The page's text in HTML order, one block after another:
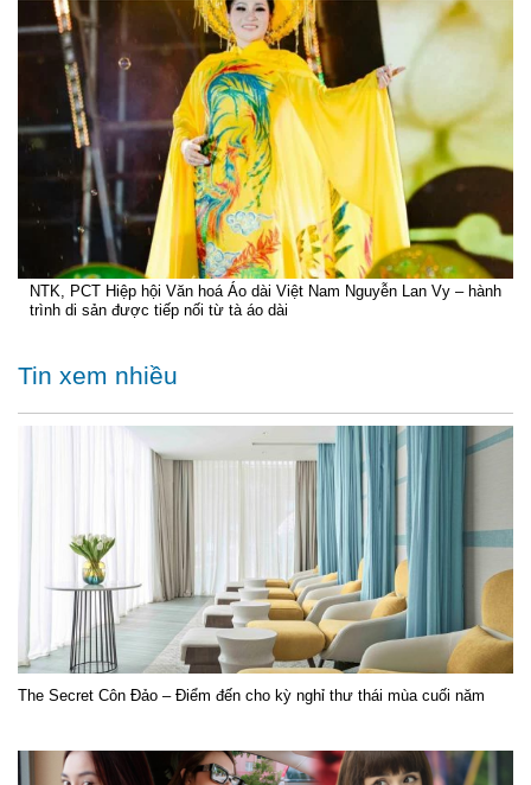
NTK, PCT Hiệp hội Văn hoá Áo dài Việt Nam Nguyễn Lan Vy – hành
trình di sản được tiếp nối từ tà áo dài
Tin xem nhiều
The Secret Côn Đảo – Điểm đến cho kỳ nghỉ thư thái mùa cuối năm